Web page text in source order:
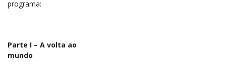
programa:
Parte I – A volta ao
mundo